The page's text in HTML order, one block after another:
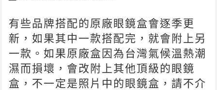
有些品牌搭配的原廠眼鏡盒會逐季更
新，如果其中一款搭配完，就會附上另
一款。如果原廠盒因為台灣氣候溫熱潮
濕而損壞，會改附上其他頂級的眼鏡
盒，不一定是照片中的眼鏡盒，請不介